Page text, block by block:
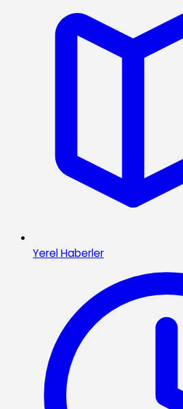
Yerel Haberler